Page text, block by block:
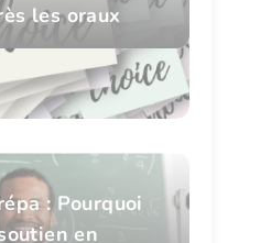
les oraux
: Pourquoi
en